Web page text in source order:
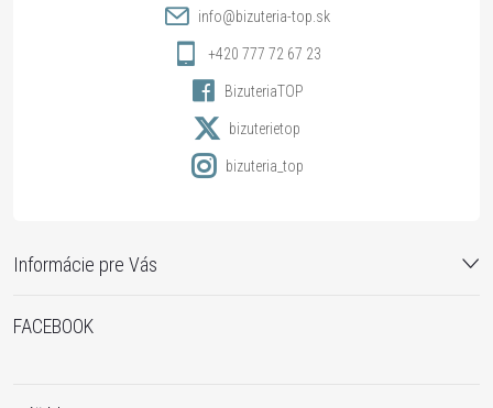
Informácie pre Vás
info@bizuteria-top.sk
+420 777 72 67 23
BizuteriaTOP
bizuterietop
bizuteria_top
FACEBOOK